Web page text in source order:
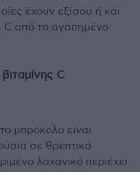
έχουν εξίσου ή και
C από το αγαπημένο
C
μπρόκολο είναι
σε θρεπτικά
λαχανικό περιέχει